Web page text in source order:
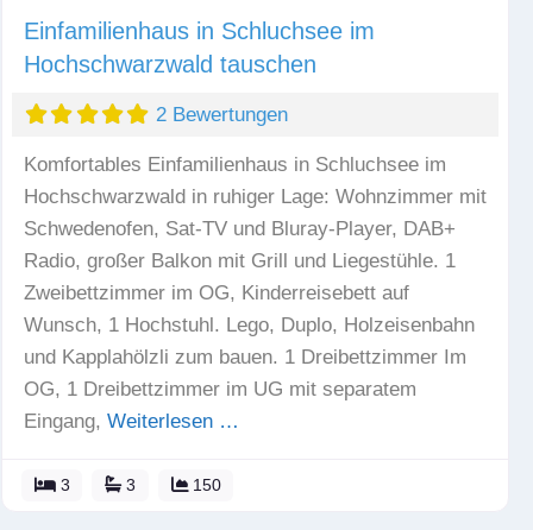
Einfamilienhaus in Schluchsee im
Hochschwarzwald tauschen
2 Bewertungen
Komfortables Einfamilienhaus in Schluchsee im
Hochschwarzwald in ruhiger Lage: Wohnzimmer mit
Schwedenofen, Sat-TV und Bluray-Player, DAB+
Radio, großer Balkon mit Grill und Liegestühle. 1
Zweibettzimmer im OG, Kinderreisebett auf
Wunsch, 1 Hochstuhl. Lego, Duplo, Holzeisenbahn
und Kapplahölzli zum bauen. 1 Dreibettzimmer Im
OG, 1 Dreibettzimmer im UG mit separatem
Eingang, Weiterlesen …
3 3 150